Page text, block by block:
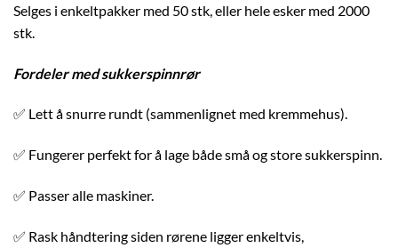
Selges i enkeltpakker med 50 stk, eller hele esker med 2000
stk.
Fordeler med sukkerspinnrør
✅ Lett å snurre rundt (sammenlignet med kremmehus).
✅ Fungerer perfekt for å lage både små og store sukkerspinn.
✅ Passer alle maskiner.
✅ Rask håndtering siden rørene ligger enkeltvis,